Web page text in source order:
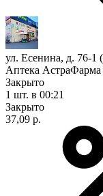
ул. Есенина, д. 76-1
Аптека
Закрыто
1 шт. в 00:21
Закрыто
37,09 р.